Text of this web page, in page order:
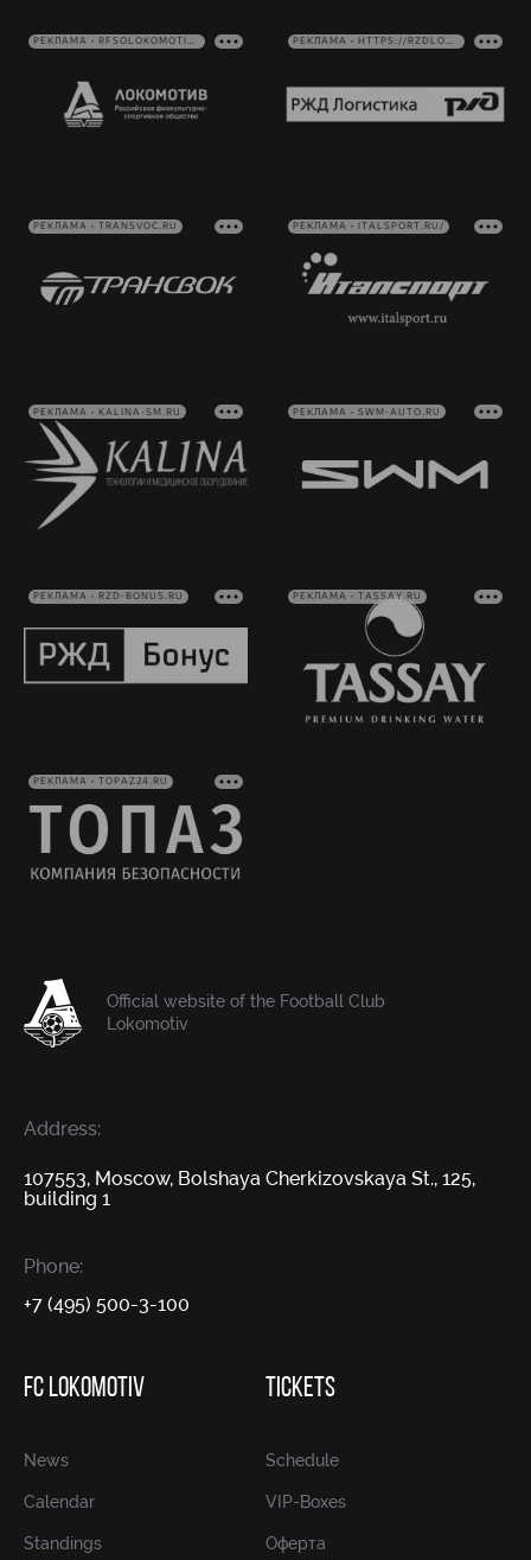
РЕКЛАМА • RFSOLOKOMOTIV.RU РЕКЛАМА • HTTPS://RZDLOG.RU/
РЕКЛАМА • TRANSVOC.RU РЕКЛАМА • ITALSPORT.RU/
РЕКЛАМА • KALINA-SM.RU РЕКЛАМА • SWM-AUTO.RU
РЕКЛАМА • RZD-BONUS.RU РЕКЛАМА • TASSAY.RU
РЕКЛАМА • TOPAZ24.RU
Official website of the Football Club
Lokomotiv
Address:
107553, Moscow, Bolshaya Cherkizovskaya St., 125,
building 1
Phone:
+7 (495) 500-3-100
FC LOKOMOTIV
News
Calendar
Standings
TICKETS
Schedule
VIP-Boxes
Оферта